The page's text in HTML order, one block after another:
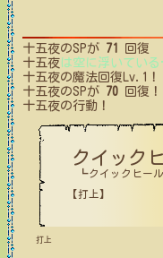
十五夜のSPが 71
回復
十五夜 は空に浮いている
十五夜の魔法回復Lv.1！
十五夜のSPが 70 回復！
十五夜の行動！
クイック
┗クイックヒール
【打上】
打上